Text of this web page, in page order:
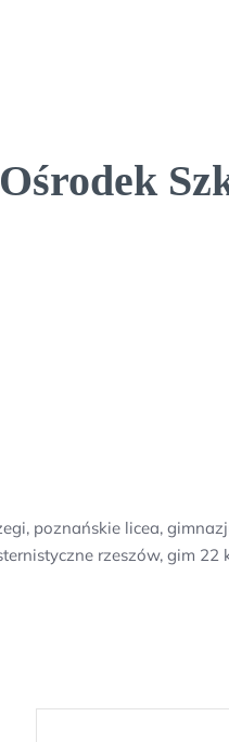
poznańskie licea,
rzeszów, gim